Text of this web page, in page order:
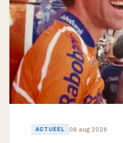
ACTUEEL 06 aug 2026